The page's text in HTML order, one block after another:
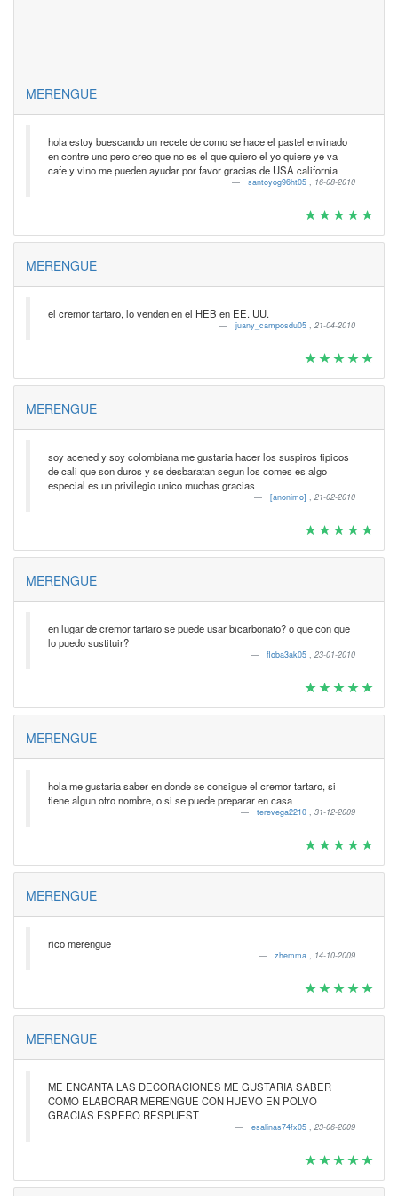
MERENGUE
hola estoy buescando un recete de como se hace el pastel envinado
en contre uno pero creo que no es el que quiero el yo quiere ye va
cafe y vino me pueden ayudar por favor gracias de USA california
santoyog96ht05 , 16-08-2010
MERENGUE
el cremor tartaro, lo venden en el HEB en EE. UU.
juany_camposdu05 , 21-04-2010
MERENGUE
soy acened y soy colombiana me gustaria hacer los suspiros tipicos
de cali que son duros y se desbaratan segun los comes es algo
especial es un privilegio unico muchas gracias
[anonimo] , 21-02-2010
MERENGUE
en lugar de cremor tartaro se puede usar bicarbonato? o que con que
lo puedo sustituir?
floba3ak05 , 23-01-2010
MERENGUE
hola me gustaria saber en donde se consigue el cremor tartaro, si
tiene algun otro nombre, o si se puede preparar en casa
terevega2210 , 31-12-2009
MERENGUE
rico merengue
zhemma , 14-10-2009
MERENGUE
ME ENCANTA LAS DECORACIONES ME GUSTARIA SABER
COMO ELABORAR MERENGUE CON HUEVO EN POLVO
GRACIAS ESPERO RESPUEST
esalinas74fx05 , 23-06-2009